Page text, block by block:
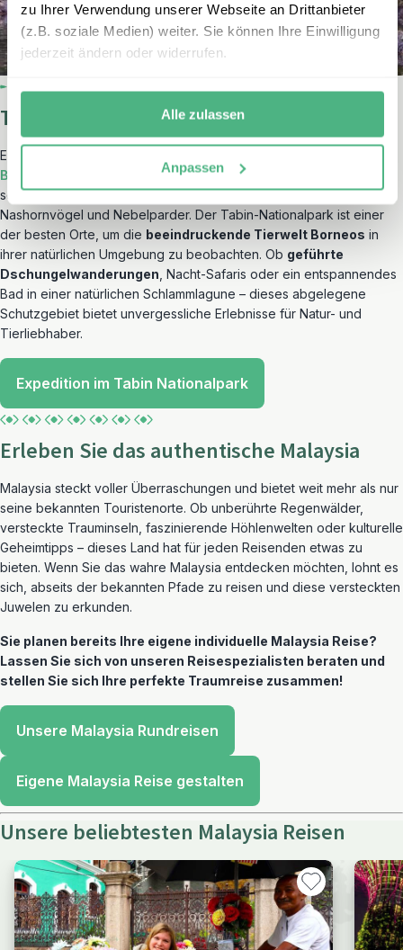
zu Ihrer Verwendung unserer Webseite an Drittanbieter
(z.B. soziale Medien) weiter. Sie können Ihre Einwilligung
jederzeit ändern oder widerrufen.
Alle zulassen
Anpassen
Tabin-Nationalpark
Ein weiteres verborgenes Juwel ist der
Borneo
, ein Paradies für Tierfreunde. Hier leben einige der
seltensten Wildtiere Malaysias, darunter der Borneo-Zwergelefant,
Nashornvögel und Nebelparder. Der Tabin-Nationalpark ist einer
der besten Orte, um die beeindruckende Tierwelt Borneos in
ihrer natürlichen Umgebung zu beobachten. Ob geführte
Dschungelwanderungen , Nacht-Safaris oder ein entspannendes
Bad in einer natürlichen Schlammlagune – dieses abgelegene
Schutzgebiet bietet unvergessliche Erlebnisse für Natur- und
Tierliebhaber.
Expedition im Tabin Nationalpark
Erleben Sie das authentische Malaysia
Malaysia steckt voller Überraschungen und bietet weit mehr als nur
seine bekannten Touristenorte. Ob unberührte Regenwälder,
versteckte Trauminseln, faszinierende Höhlenwelten oder kulturelle
Geheimtipps – dieses Land hat für jeden Reisenden etwas zu
bieten. Wenn Sie das wahre Malaysia entdecken möchten, lohnt es
sich, abseits der bekannten Pfade zu reisen und diese versteckten
Juwelen zu erkunden.
Sie planen bereits Ihre eigene individuelle Malaysia Reise?
Lassen Sie sich von unseren Reisespezialisten beraten und
stellen Sie sich Ihre perfekte Traumreise zusammen!
Unsere Malaysia Rundreisen
Eigene Malaysia Reise gestalten
Unsere beliebtesten Malaysia Reisen